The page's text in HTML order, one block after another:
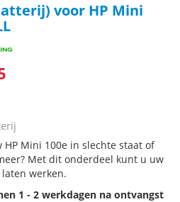
voor HP Mini
Mini 100e in slechte staat of
Met dit onderdeel kunt u uw
werken.
1 - 2 werkdagen na ontvangst